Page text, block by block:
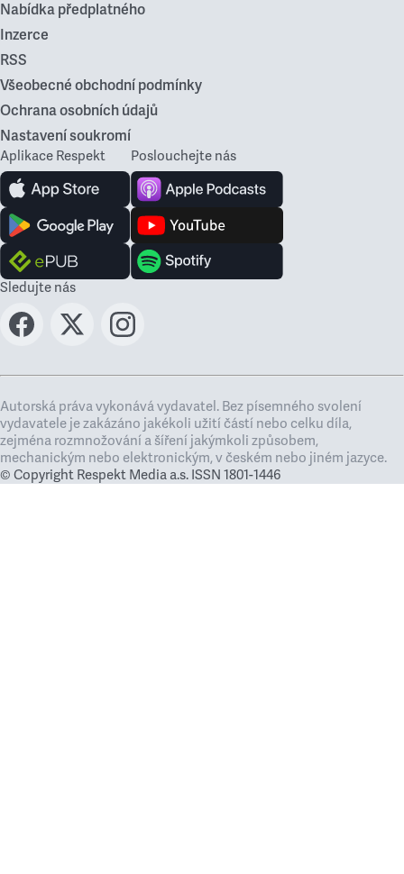
Nabídka předplatného
Inzerce
RSS
Všeobecné obchodní podmínky
Ochrana osobních údajů
Nastavení soukromí
Aplikace Respekt Poslouchejte nás
Sledujte nás
Autorská práva vykonává vydavatel. Bez písemného svolení
vydavatele je zakázáno jakékoli užití částí nebo celku díla,
zejména rozmnožování a šíření jakýmkoli způsobem,
mechanickým nebo elektronickým, v českém nebo jiném jazyce.
© Copyright Respekt Media a.s. ISSN 1801-1446